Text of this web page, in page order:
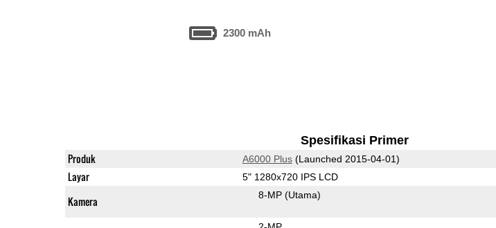
2300 mAh
Spesifikasi Primer
Produk A6000 Plus(Launched 2015-04-01)
Layar 5" 1280x720 IPS LCD
Kamera 8-MP (Utama)